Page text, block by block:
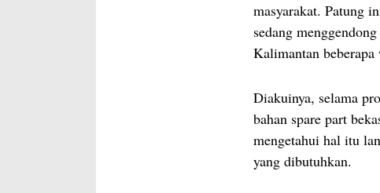
masyarakat. Patung
sedang
Kalimantan
Diakuinya, selama
bahan spare part
mengetahui hal itu
yang dibutuhkan.